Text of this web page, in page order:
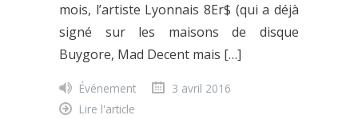
mois, l’artiste Lyonnais 8Er$ (qui a déjà
signé sur les maisons de disque
Buygore, Mad Decent mais […]
Événement
3 avril 2016
Lire l'article